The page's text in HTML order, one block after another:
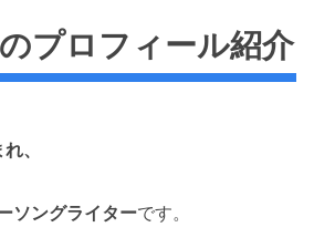
プロフィール紹介
、
ソングライターです。